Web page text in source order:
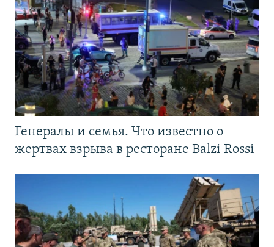
Генералы и семья. Что известно о
жертвах взрыва в ресторане Balzi Rossi